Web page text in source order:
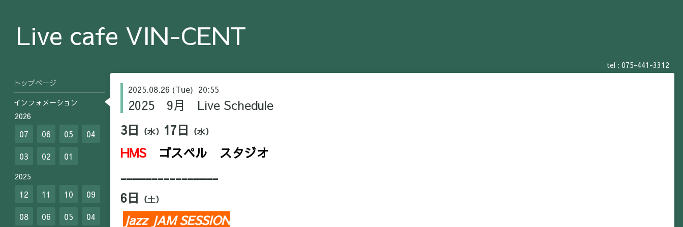
Live cafe VIN-CENT
tel : 075-441-3312
2025.08.26 (Tue) 20:55
2025 9月 Live Schedule
3日 （水） 17日 （水）
HMS ゴスペル スタジオ
________________
6日 （土）
Jazz JAM SESSION
トップページ
インフォメーション
2026
07 06 05
04
03
02 01
2025
12 11 10
09
08
06 05 04